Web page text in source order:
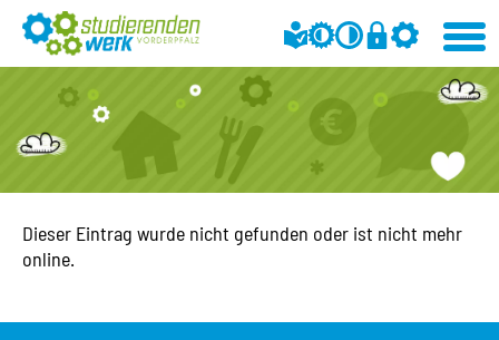
Dieser Eintrag wurde nicht gefunden oder ist nicht mehr
online.